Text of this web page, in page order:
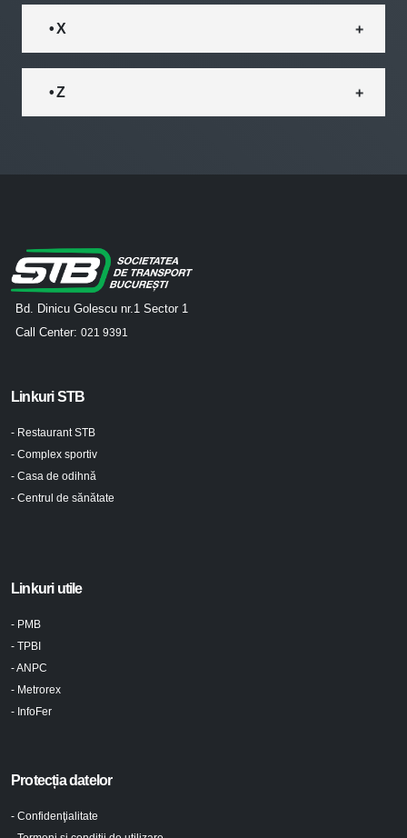
• X
• Z
Bd. Dinicu Golescu nr.1 Sector 1
Call Center: 021 9391
Linkuri STB
- Restaurant STB
- Complex sportiv
- Casa de odihnă
- Centrul de sănătate
Linkuri utile
- PMB
- TPBI
- ANPC
- Metrorex
- InfoFer
Protecția datelor
- Confidenţialitate